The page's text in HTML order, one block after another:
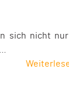
sich nicht